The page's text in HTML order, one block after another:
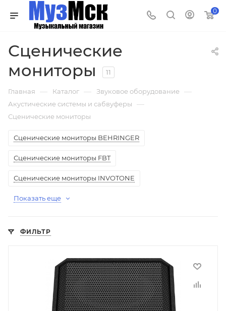
0
Сценические
мониторы
11
Главная — Каталог — Звуковое оборудование —
Акустические системы и сабвуферы —
Сценические мониторы
Сценические мониторы BEHRINGER
Сценические мониторы FBT
Сценические мониторы INVOTONE
Показать еще
ФИЛЬТР